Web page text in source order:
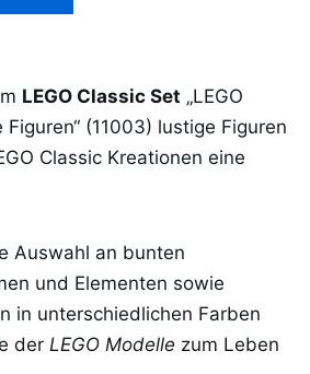
LEGO Classic Set „LEGO
(11003) lustige Figuren
Classic Kreationen eine
Auswahl an bunten
und Elementen sowie
in unterschiedlichen Farben
der LEGO Modelle zum Leben